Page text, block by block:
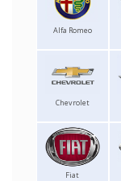
Alfa Romeo
Chevrolet
Fiat